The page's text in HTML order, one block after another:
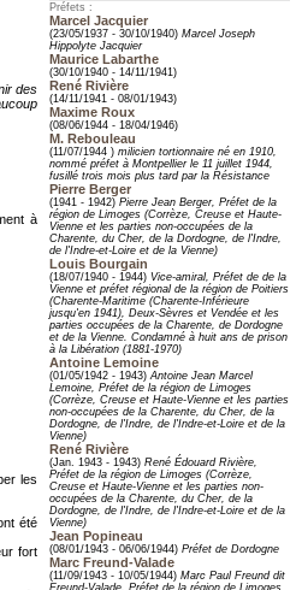
Préfets :
Marcel Jacquier
(23/05/1937 - 30/10/1940) Marcel Joseph
Hippolyte Jacquier
Maurice Labarthe
(30/10/1940 - 14/11/1941)
René Rivière
(14/11/1941 - 08/01/1943)
Maxime Roux
(08/06/1944 - 18/04/1946)
M. Rebouleau
(11/07/1944 ) milicien tortionnaire né en 1910,
nommé préfet à Montpellier le 11 juillet 1944,
fusillé trois mois plus tard par la Résistance
Pierre Berger
(1941 - 1942) Pierre Jean Berger, Préfet de la
région de Limoges (Corrèze, Creuse et Haute-
Vienne et les parties non-occupées de la
Charente, du Cher, de la Dordogne, de l'Indre,
de l'Indre-et-Loire et de la Vienne)
Louis Bourgain
(18/07/1940 - 1944) Vice-amiral, Préfet de de la
Vienne et préfet régional de la région de Poitiers
(Charente-Maritime (Charente-Inférieure
jusqu'en 1941), Deux-Sèvres et Vendée et les
parties occupées de la Charente, de Dordogne
et de la Vienne. Condamné à huit ans de prison
à la Libération (1881-1970)
Antoine Lemoine
(01/05/1942 - 1943)Antoine Jean Marcel
Lemoine, Préfet de la région de Limoges
(Corrèze, Creuse et Haute-Vienne et les parties
non-occupées de la Charente, du Cher, de la
Dordogne, de l'Indre, de l'Indre-et-Loire et de la
Vienne)
René Rivière
(Jan. 1943 - 1943) René Édouard Rivière,
Préfet de la région de Limoges (Corrèze,
Creuse et Haute-Vienne et les parties non-
occupées de la Charente, du Cher, de la
Dordogne, de l'Indre, de l'Indre-et-Loire et de la
Vienne)
Jean Popineau
(08/01/1943 - 06/06/1944) Préfet de Dordogne
Marc Freund-Valade
(11/09/1943 - 10/05/1944) Marc Paul Freund dit
Freund-Valade, Préfet de la région de Limoges
des
à
les
été
fort